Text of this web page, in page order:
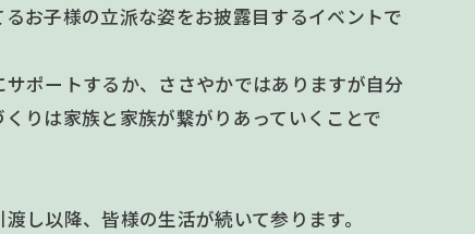
お子様の立派な姿をお披露目するイベントで
ポートするか、ささやかではありますが自分
りは家族と家族が繋がりあっていくことで
し以降、皆様の生活が続いて参ります。